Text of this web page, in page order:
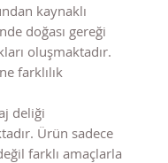
kaynaklı
doğası gereği
oluşmaktadır.
farklılık
deliği
Ürün sadece
farklı amaçlarla